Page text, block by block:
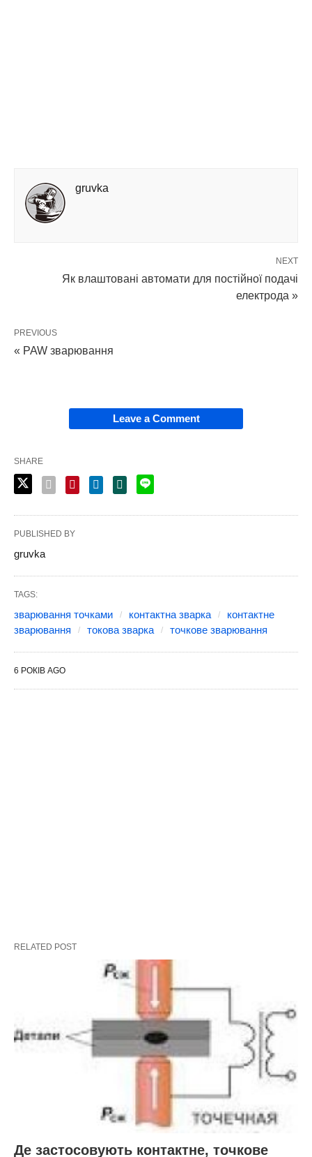
gruvka
NEXT
Як влаштовані автомати для постійної подачі
електрода »
PREVIOUS
« PAW зварювання
Leave a Comment
SHARE
PUBLISHED BY
gruvka
TAGS:
зварювання точками контактна зварка
контактне
зварювання
токова зварка точкове зварювання
6 РОКІВ AGO
RELATED POST
Де застосовують контактне, точкове